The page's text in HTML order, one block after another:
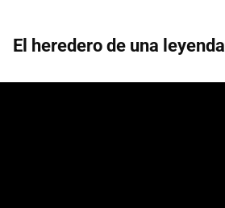
El heredero de una leyenda